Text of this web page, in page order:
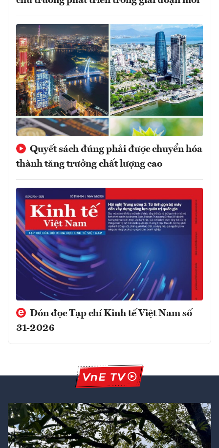
Quyết sách đúng phải được chuyển hóa
thành tăng trưởng chất lượng cao
Đón đọc Tạp chí Kinh tế Việt Nam số
31-2026